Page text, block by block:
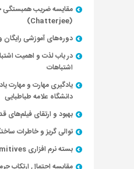
مقایسه ضریب همبستگی
(Chatterjee)
دوره‌های آموزشی
در باب لذت و اهمیت
اشتباهات
یادگیری مهارت و مهارت
دانشگاه علامه طباطبایی
بهبود و ارتقای فیلم‌های
توالی گریز و خاطرات
بسته نرم افزاری Primitives
مقایسه احتمال ارتکاب